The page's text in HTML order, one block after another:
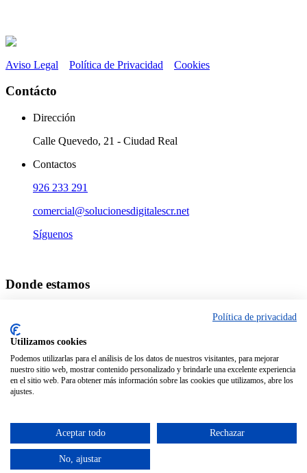
Aviso Legal Política de Privacidad Cookies
Contácto
Dirección
Calle Quevedo, 21 - Ciudad Real
Contactos
926 233 291
comercial@solucionesdigitalescr.net
Síguenos
Donde estamos
Política de privacidad
Utilizamos cookies
Podemos utilizarlas para el análisis de los datos de nuestros visitantes, para mejorar
nuestro sitio web, mostrar contenido personalizado y brindarle una excelente experiencia
en el sitio web. Para obtener más información sobre las cookies que utilizamos, abre los
ajustes.
Aceptar todo Rechazar
No, ajustar